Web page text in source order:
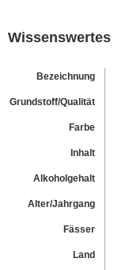
Wissenswertes
Bezeichnung
Grundstoff/Qualität
Farbe
Inhalt
Alkoholgehalt
Alter/Jahrgang
Fässer
Land